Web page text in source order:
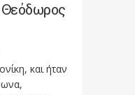
και ήταν